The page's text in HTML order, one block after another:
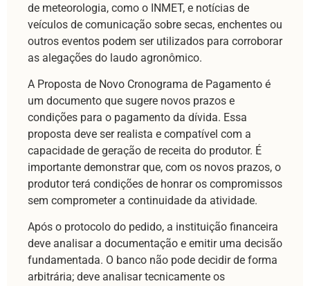
de meteorologia, como o INMET, e notícias de
veículos de comunicação sobre secas, enchentes ou
outros eventos podem ser utilizados para corroborar
as alegações do laudo agronômico.
A Proposta de Novo Cronograma de Pagamento é
um documento que sugere novos prazos e
condições para o pagamento da dívida. Essa
proposta deve ser realista e compatível com a
capacidade de geração de receita do produtor. É
importante demonstrar que, com os novos prazos, o
produtor terá condições de honrar os compromissos
sem comprometer a continuidade da atividade.
Após o protocolo do pedido, a instituição financeira
deve analisar a documentação e emitir uma decisão
fundamentada. O banco não pode decidir de forma
arbitrária; deve analisar tecnicamente os